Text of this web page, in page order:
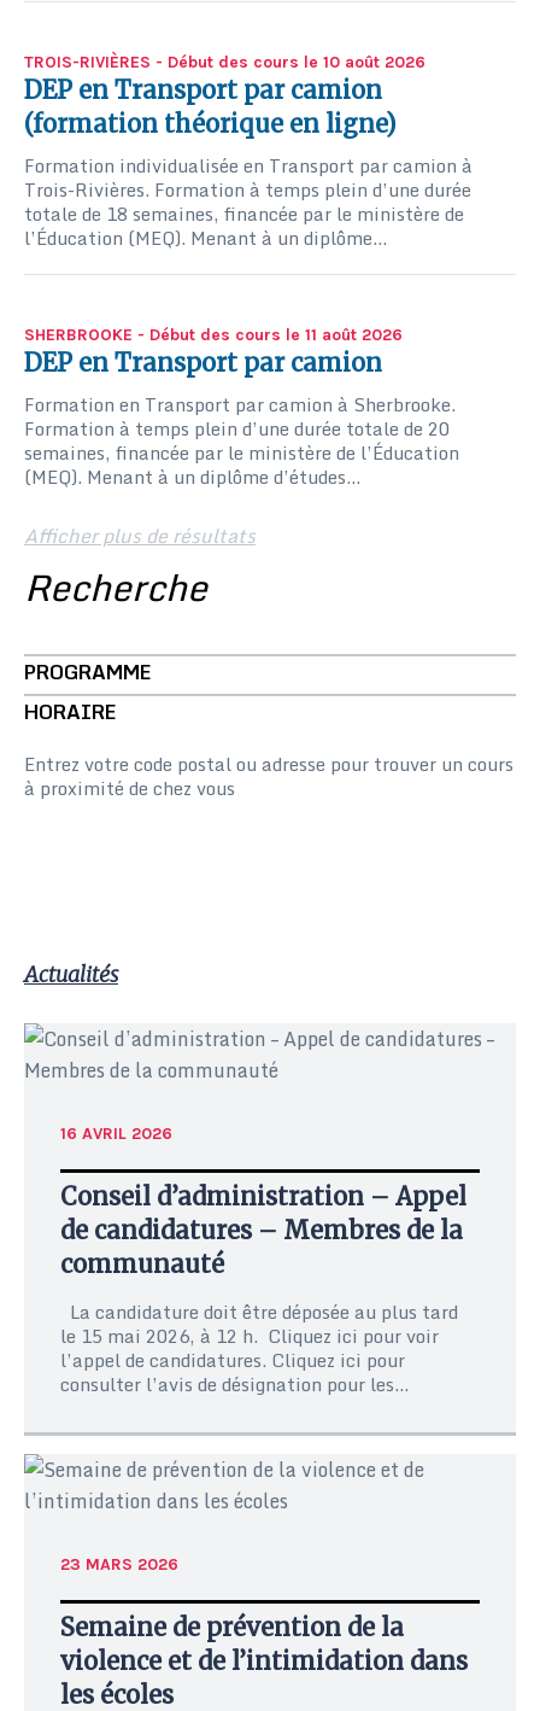
TROIS-RIVIÈRES - Début des cours le 10 août 2026
DEP en Transport par camion
(formation théorique en ligne)
Formation individualisée en Transport par camion à
Trois-Rivières. Formation à temps plein d’une durée
totale de 18 semaines, financée par le ministère de
l’Éducation (MEQ). Menant à un diplôme...
SHERBROOKE - Début des cours le 11 août 2026
DEP en Transport par camion
Formation en Transport par camion à Sherbrooke.
Formation à temps plein d’une durée totale de 20
semaines, financée par le ministère de l’Éducation
(MEQ). Menant à un diplôme d’études...
Afficher plus de résultats
Recherche
PROGRAMME
HORAIRE
Entrez votre code postal ou adresse pour trouver un cours
à proximité de chez vous
Actualités
16 AVRIL 2026
Conseil d’administration – Appel
de candidatures – Membres de la
communauté
La candidature doit être déposée au plus tard
le 15 mai 2026, à 12 h. Cliquez ici pour voir
l’appel de candidatures. Cliquez ici pour
consulter l’avis de désignation pour les...
23 MARS 2026
Semaine de prévention de la
violence et de l’intimidation dans
les écoles